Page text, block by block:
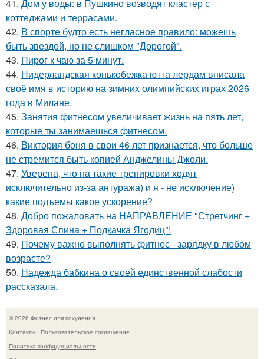
41. Дом у воды: в Пушкино возводят кластер с
коттеджами и террасами.
42. В спорте будто есть негласное правило: можешь
быть звездой, но не слишком "Дорогой".
43. Пирог к чаю за 5 минут.
44. Нидерландская конькобежка ютта лердам вписала
своё имя в историю на зимних олимпийских играх 2026
года в Милане.
45. Занятия фитнесом увеличивает жизнь на пять лет,
которые ты занимаешься фитнесом.
46. Виктория боня в свои 46 лет признается, что больше
не стремится быть копией Анджелины Джоли.
47. Уверена, что на такие тренировки ходят
исключительно из-за антуража) и я - не исключение)
какие подъемы какое ускорение?
48. Добро пожаловать на НАПРАВЛЕНИЕ "Стретчинг +
Здоровая Спина + Подкачка Ягодиц"!
49. Почему важно выполнять фитнес - зарядку в любом
возрасте?
50. Надежда бабкина о своей единственной слабости
рассказала.
© 2026 Фитнес для похудения
Контакты
Пользовательское соглашение
Политика конфидециальности